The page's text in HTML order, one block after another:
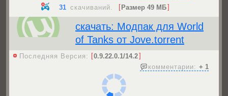
31 скачиваний. Размер 49 МБ
скачать: Модпак для World
of Tanks от Jove.torrent
Последняя Версия:
0.9.22.0.1/14.2
комментарии: + 1